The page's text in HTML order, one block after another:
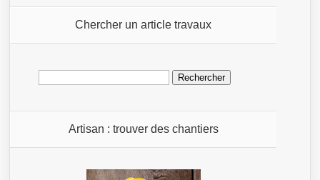
Chercher un article travaux
Rechercher :
Artisan : trouver des chantiers